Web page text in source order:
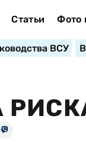
Статьи Фото
ВСУ